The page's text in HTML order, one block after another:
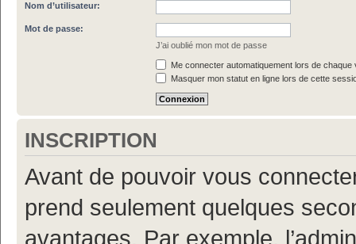
Nom d’utilisateur:
Mot de passe:
J’ai oublié mon mot de passe
Me connecter automatiquement lors de chaque
Masquer mon statut en ligne lors de cette
INSCRIPTION
Avant de pouvoir vous
prend seulement quelques
avantages. Par exemple,